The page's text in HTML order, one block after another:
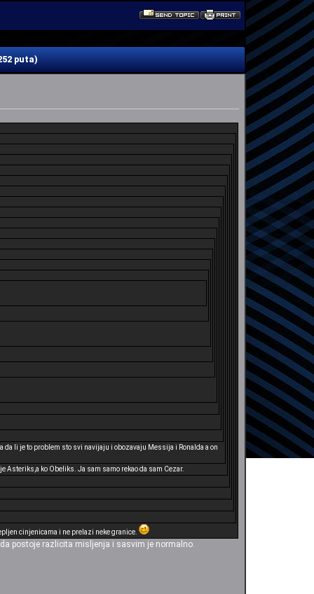
puta)
li je to problem sto svi navijaju i obozavaju Messija i Ronalda a on
ko Obeliks. Ja sam samo rekao da sam Cezar.
cinjenicama i ne prelazi neke granice.
postoje razlicita misljenja i sasvim je normalno.